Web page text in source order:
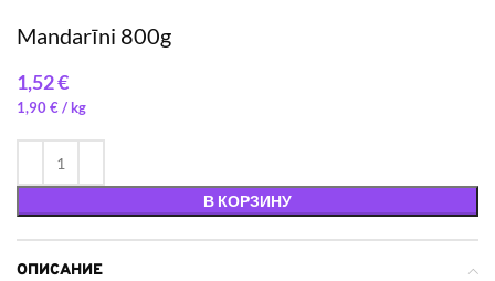
Mandarīni 800g
€
1,90€/
В КОРЗИНУ
ОПИСАНИЕ